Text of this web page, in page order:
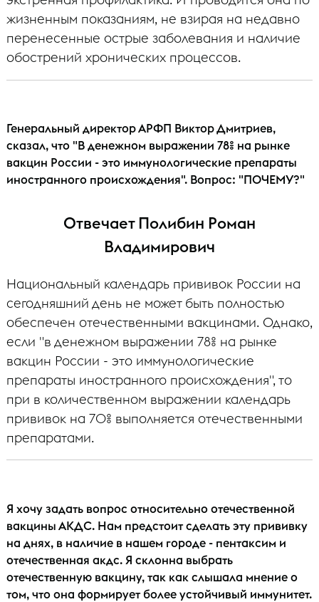
жизненным показаниям, не взирая на недавно
перенесенные острые заболевания и наличие
обострений хронических процессов.
Генеральный директор АРФП Виктор Дмитриев,
сказал, что "В денежном выражении 78% на рынке
вакцин России - это иммунологические препараты
иностранного происхождения". Вопрос: "ПОЧЕМУ?"
Отвечает Полибин Роман
Владимирович
Национальный календарь прививок России на
сегодняшний день не может быть полностью
обеспечен отечественными вакцинами. Однако,
если "в денежном выражении 78% на рынке
вакцин России - это иммунологические
препараты иностранного происхождения", то
при в количественном выражении календарь
прививок на 70% выполняется отечественными
препаратами.
Я хочу задать вопрос относительно отечественной
вакцины АКДС. Нам предстоит сделать эту прививку
на днях, в наличие в нашем городе - пентаксим и
отечественная акдс. Я склонна выбрать
отечественную вакцину, так как слышала мнение о
том, что она формирует более устойчивый иммунитет.